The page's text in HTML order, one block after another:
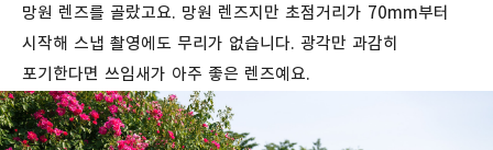
망원 렌즈를 골랐고요. 망원 렌즈지만 초점거리가 70mm부터
시작해 스냅 촬영에도 무리가 없습니다. 광각만 과감히
포기한다면 쓰임새가 아주 좋은 렌즈예요.